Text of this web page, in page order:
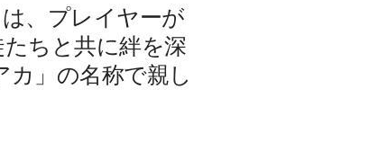
は、プレイヤーが
ちと共に絆を深
」の名称で親し